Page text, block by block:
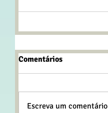
Comentários
Escreva um comentário